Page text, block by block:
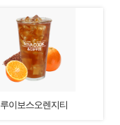
루이보스오렌지티